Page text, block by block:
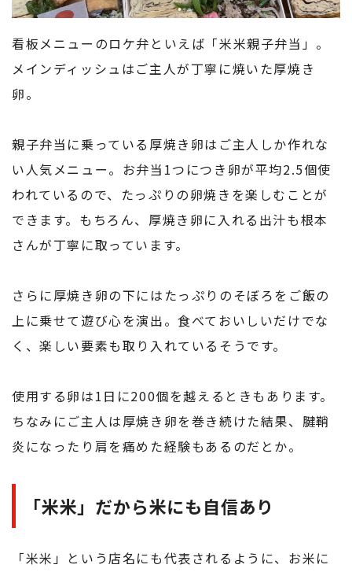
看板メニューのロケ弁といえば「米米親子弁当」。
メインディッシュはご主人が丁寧に焼いた厚焼き
卵。
親子弁当に乗っている厚焼き卵はご主人しか作れな
い人気メニュー。お弁当1つにつき卵が平均2.5個使
われているので、たっぷりの卵焼きを楽しむことが
できます。もちろん、厚焼き卵に入れる出汁も根本
さんが丁寧に取っています。
さらに厚焼き卵の下にはたっぷりのそぼろをご飯の
上に乗せて遊び心を演出。食べておいしいだけでな
く、楽しい要素も取り入れているそうです。
使用する卵は1日に200個を越えるときもあります。
ちなみにご主人は厚焼き卵を巻き続けた結果、腱鞘
炎になったり肩を痛めた経験もあるのだとか。
「米米」だから米にも自信あり
「米米」という店名にも代表されるように、お米に